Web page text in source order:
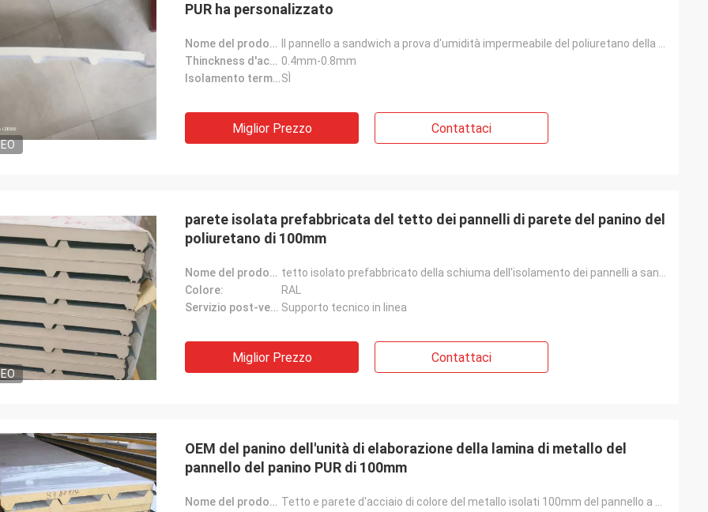
e buon prodotto.
veloce e tutto è andato molto
andato molto bene vi ringrazia che siamo
felici di avere prodotto già nella pianta.
PUR ha personalizzato
Nome del prodotto:
Thinckness d'acciaio: 0.4mm-0.8mm
Isolamento termico:SÌ
Miglior Prezzo Contattaci
parete isolata prefabbricata del tetto dei pannelli di parete del panino del
poliuretano di 100mm
Nome del prodotto:
Colore:
RAL
Servizio post-vendita: Supporto tecnico in linea
Miglior Prezzo Contattaci
OEM del panino dell'unità di elaborazione della lamina di metallo del
pannello del panino PUR di 100mm
Nome del prodotto: